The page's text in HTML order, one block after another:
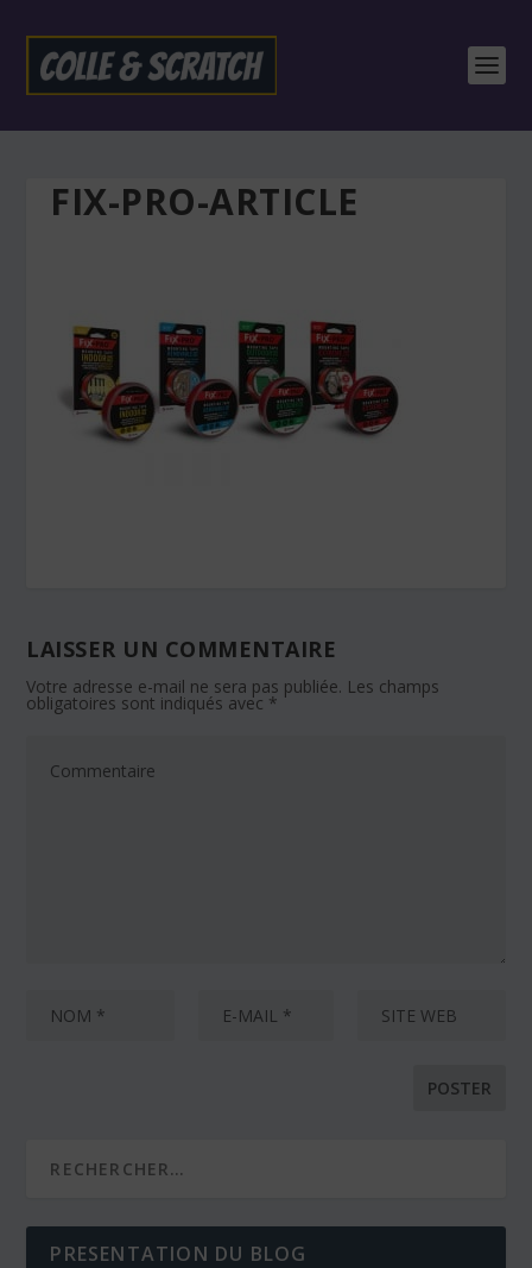
FIX-PRO-ARTICLE
LAISSER UN COMMENTAIRE
Votre adresse e-mail ne sera pas publiée. Les champs
obligatoires sont indiqués avec *
PRESENTATION DU BLOG